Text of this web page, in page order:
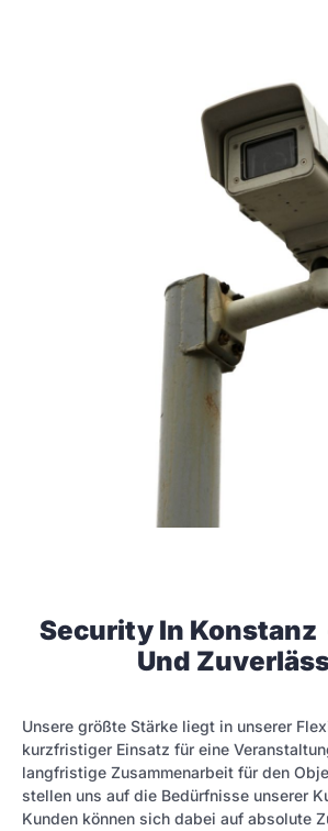
Security In Konstanz
Und
Unsere größte Stärke liegt in unserer
kurzfristiger Einsatz für eine
langfristige Zusammenarbeit für den
stellen uns auf die Bedürfnisse unserer
Kunden können sich dabei auf absolute